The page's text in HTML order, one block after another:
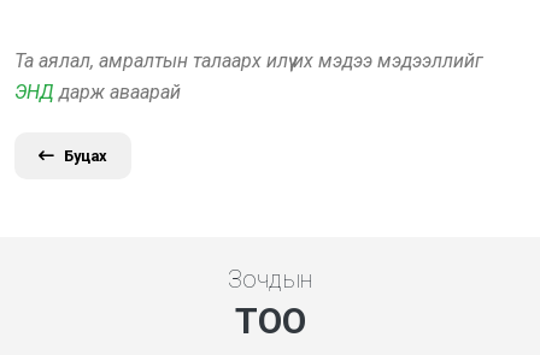
Та аялал, амралтын талаарх илүү их мэдээ мэдээллийг
ЭНД дарж аваарай
Буцах
Зочдын
ТОО